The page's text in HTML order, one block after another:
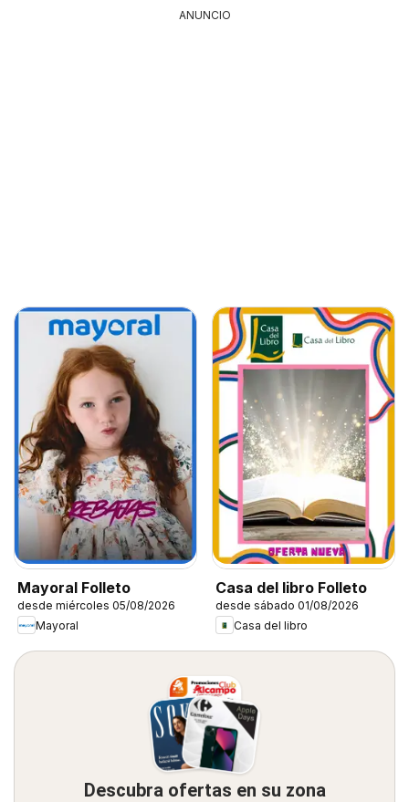
ANUNCIO
Mayoral Folleto
desde miércoles 05/08/2026
Mayoral
Casa del libro Folleto
desde sábado 01/08/2026
Casa del libro
Descubra ofertas en su zona